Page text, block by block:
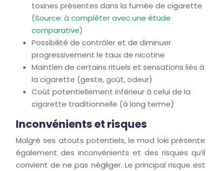
toxines présentes dans la fumée de cigarette
(Source: à compléter avec une étude
comparative)
Possibilité de contrôler et de diminuer
progressivement le taux de nicotine
Maintien de certains rituels et sensations liés à
la cigarette (geste, goût, odeur)
Coût potentiellement inférieur à celui de la
cigarette traditionnelle (à long terme)
Inconvénients et risques
Malgré ses atouts potentiels, le mod loki présente
également des inconvénients et des risques qu’il
convient de ne pas négliger. Le principal risque est